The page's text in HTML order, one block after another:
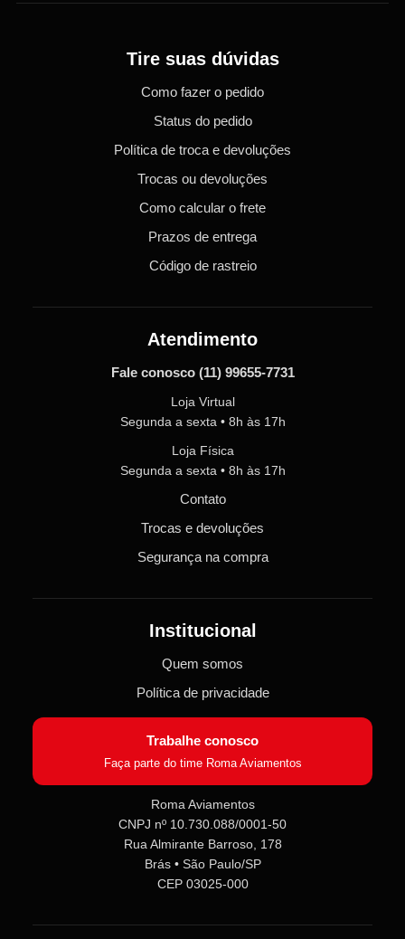
Roma Aviamentos
Online agora
Aviamentos!
Tire suas dúvidas
Como fazer o pedido
Status do pedido
Política de troca e devoluções
Trocas ou devoluções
Como calcular o frete
Prazos de entrega
Código de rastreio
Atendimento
Fale conosco (11) 99655-7731
Loja Virtual
Segunda a sexta • 8h às 17h
Loja Física
Segunda a sexta • 8h às 17h
Contato
Trocas e devoluções
Segurança na compra
Institucional
Quem somos
Política de privacidade
Trabalhe conosco
Faça parte do time Roma Aviamentos
Roma Aviamentos
CNPJ nº 10.730.088/0001-50
Rua Almirante Barroso, 178
Brás • São Paulo/SP
CEP 03025-000